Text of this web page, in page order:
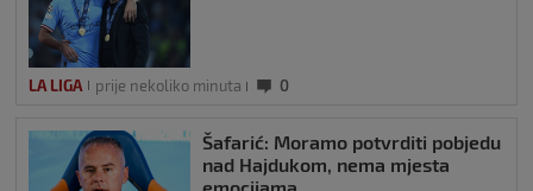
LA LIGA prije nekoliko minuta 0
Šafarić: Moramo potvrditi pobjedu
nad Hajdukom, nema mjesta
emocijama